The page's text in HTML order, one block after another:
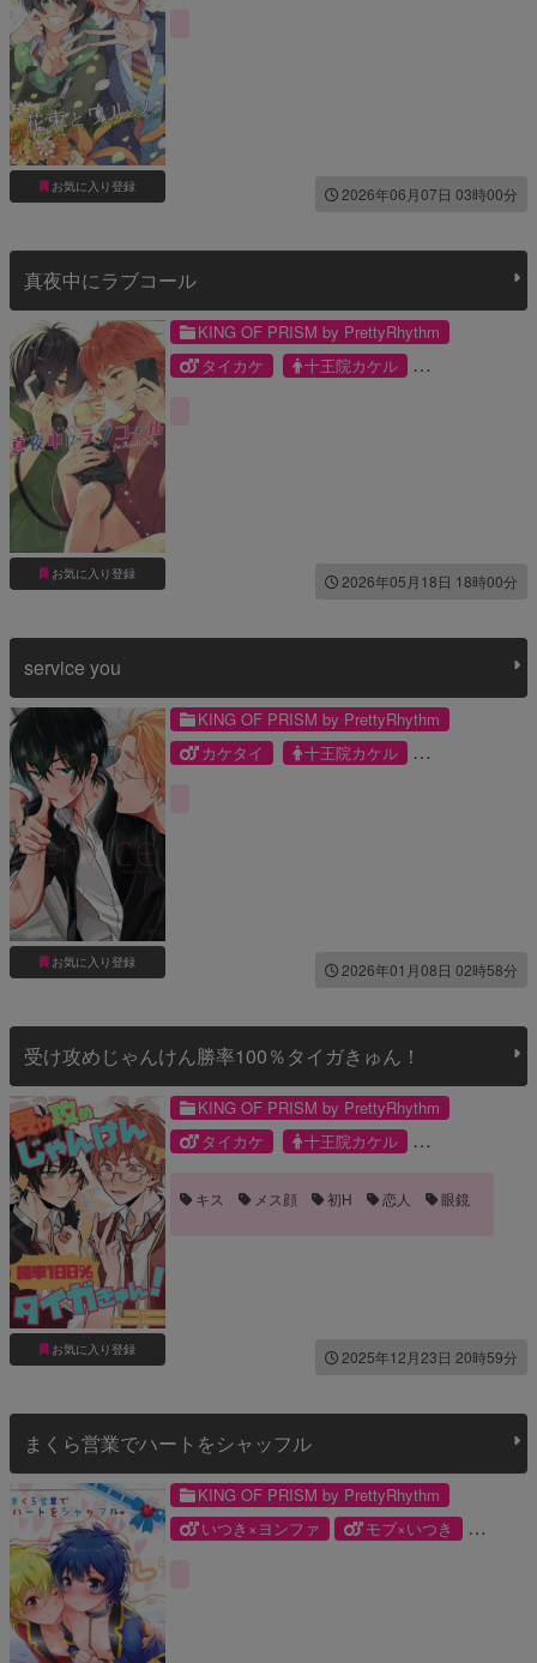
お気に入り登録 2026年06月07日 03時00分
真夜中にラブコール
お気に入り登録
KING OF PRISM by PrettyRhythm
タイカケ
十王院カケル
2026年05月18日 18時00分
service you
お気に入り登録
KING OF PRISM by PrettyRhythm
カケタイ
十王院カケル
2026年01月08日 02時58分
受け攻めじゃんけん勝率100％タイガきゅん！
お気に入り登録
KING OF PRISM by PrettyRhythm
タイカケ
十王院カケル
キス メス顔 初H 恋人 眼鏡
2025年12月23日 20時59分
まくら営業でハートをシャッフル
KING OF PRISM by PrettyRhythm
いつき×ヨンファ
モブ×いつき